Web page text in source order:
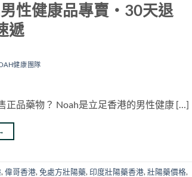
性健康品專賣・30天退
遞
健康團隊
正品藥物？ Noah是立足香港的男性健康 […]
,偉哥香港,免處方壯陽藥,印度壯陽藥香港,壯陽藥價格,